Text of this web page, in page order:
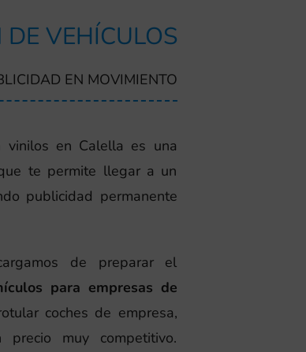
VEHÍCULOS
EN MOVIMIENTO
vinilos en Calella es una
te permite llegar a un
publicidad permanente
de preparar el
para empresas de
coches de empresa,
muy competitivo.